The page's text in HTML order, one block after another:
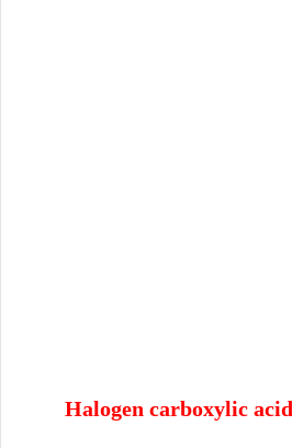
Halogen carboxylic acid